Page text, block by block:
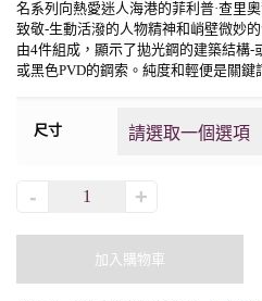
名系列向熱愛迷人海港的菲利普·查里
致敬-生動活潑的人物精神和峭壁微妙
由4件組成，顯示了拋光鋼的建築結構
或黑色PVD的鋼索。純度和輕便是關鍵
尺寸
加入購物車